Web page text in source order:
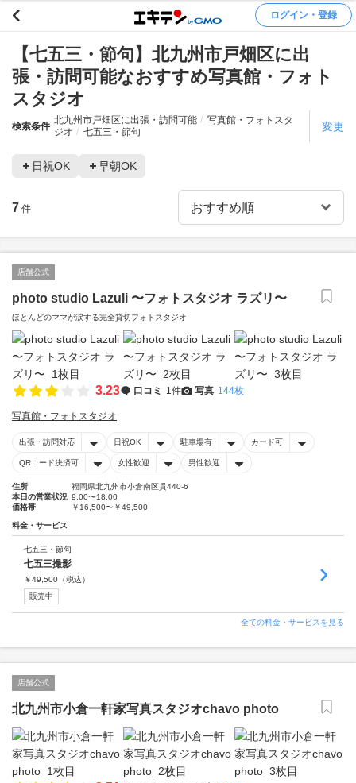
ログイン・登録
【七五三・節句】北九州市戸畑区に出
張・訪問可能なおすすめ写真館・フォト
スタジオ
検索条件
北九州市戸畑区に出張・訪問可能
写真館・フォトスタ
ジオ
七五三・節句 変更
日祝OK 早朝OK
7 件
店舗公式
photo studio Lazuli 〜フォトスタジオ ラズリ〜
ほとんどのママが涙する完全貸切フォトスタジオ
3.23 口コミ 1件 写真 144枚
写真館・フォトスタジオ
出張・訪問対応 日祝OK 駐車場有 カード可
QRコード決済可 女性歓迎 男性歓迎
住所
福岡県北九州市小倉南区貫440-6
本日の営業状況 9:00〜18:00
価格帯
￥16,500〜￥49,500
料金・サービス
七五三・節句
七五三撮影
￥49,500 （税込）
販売中
全ての料金・サービスを見る
店舗公式
北九州市小倉一軒家写真スタジオchavo photo